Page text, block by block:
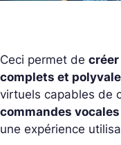
Ceci permet de
complets et
virtuels capables de
commandes vocales
une expérience